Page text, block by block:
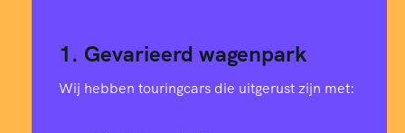
1. Gevarieerd wagenpark
Wij hebben touringcars die uitgerust zijn met: